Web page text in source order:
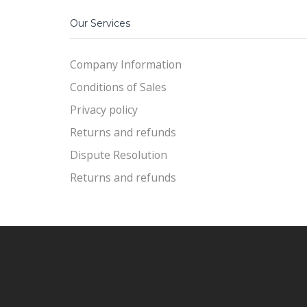
Our Services
Company Information
Conditions of Sales
Privacy policy
Returns and refunds
Dispute Resolution
Returns and refunds